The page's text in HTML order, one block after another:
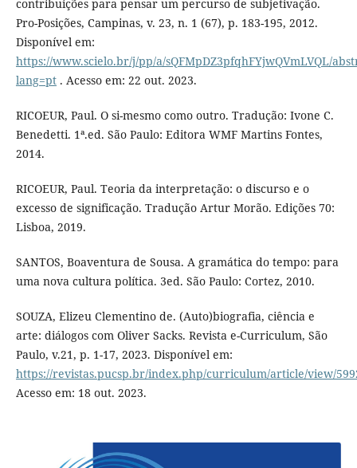
contribuições para pensar um percurso de subjetivação.
Pro-Posições, Campinas, v. 23, n. 1 (67), p. 183-195, 2012.
Disponível em:
https://www.scielo.br/j/pp/a/sQFMpDZ3pfqhFYjwQVmLVQL/
lang=pt. Acesso em: 22 out. 2023.
RICOEUR, Paul. O si-mesmo como outro. Tradução: Ivone C.
Benedetti. 1ª.ed. São Paulo: Editora WMF Martins Fontes,
2014.
RICOEUR, Paul. Teoria da interpretação: o discurso e o
excesso de significação. Tradução Artur Morão. Edições 70:
Lisboa, 2019.
SANTOS, Boaventura de Sousa. A gramática do tempo: para
uma nova cultura política. 3ed. São Paulo: Cortez, 2010.
SOUZA, Elizeu Clementino de. (Auto)biografia, ciência e
arte: diálogos com Oliver Sacks. Revista e-Curriculum, São
Paulo, v.21, p. 1-17, 2023. Disponível em:
https://revistas.pucsp.br/index.php/curriculum/article/view/
Acesso em: 18 out. 2023.